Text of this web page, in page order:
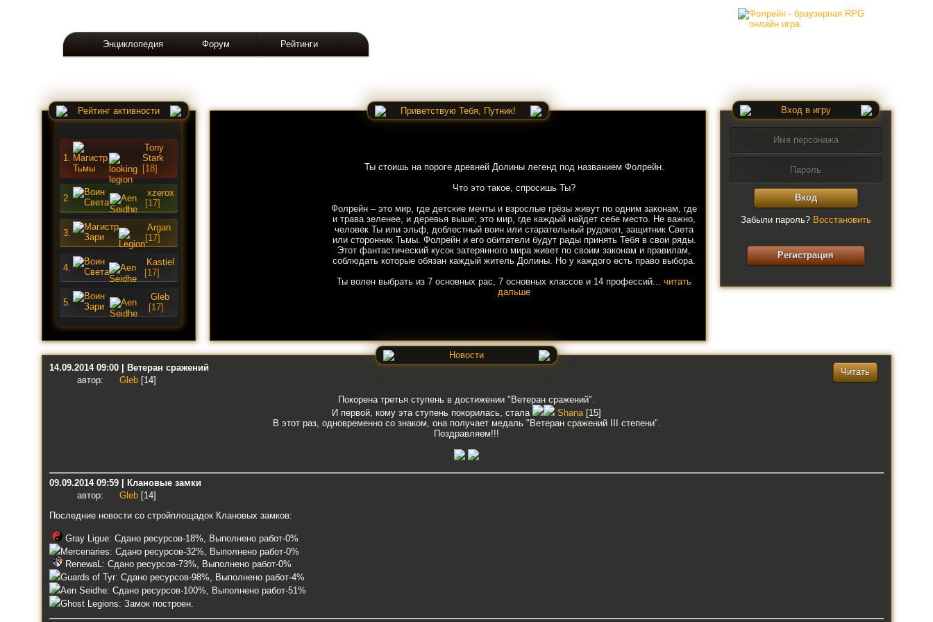
Энциклопедия Форум Рейтинги
Рейтинг активности
1.
Tony
Stark
[18]
2.
xzerox
[17]
3.
Argan
[17]
4.
Kastiel
[17]
5.
Gleb
[17]
Приветствую Тебя, Путник!
Ты стоишь на пороге древней Долины легенд под названием Фолрейн.
Что это такое, спросишь Ты?
Фолрейн – это мир, где детские мечты и взрослые грёзы живут по одним законам, где
и трава зеленее, и деревья выше; это мир, где каждый найдет себе место. Не важно,
человек Ты или эльф, доблестный воин или старательный рудокоп, защитник Света
или сторонник Тьмы. Фолрейн и его обитатели будут рады принять Тебя в свои ряды.
Этот фантастический кусок затерянного мира живет по своим законам и правилам,
соблюдать которые обязан каждый житель Долины. Но у каждого есть право выбора.
Ты волен выбрать из 7 основных рас, 7 основных классов и 14 профессий... читать
дальше
Вход в игру
Вход
Забыли пароль? Восстановить
Регистрация
Новости
14.09.2014 09:00 | Ветеран сражений
автор:
Gleb [14]
Покорена третья ступень в достижении "Ветеран сражений".
И первой, кому эта ступень покорилась, стала
Shana[15]
В этот раз, одновременно со знаком, она получает медаль "Ветеран сражений III степени".
Поздравляем!!!
09.09.2014 09:59 | Клановые замки
автор:
Gleb [14]
Последние новости со стройплощадок Клановых замков:
Gray Ligue: Сдано ресурсов-18%, Выполнено работ-0%
Mercenaries: Сдано ресурсов-32%, Выполнено работ-0%
RenewaL: Сдано ресурсов-73%, Выполнено работ-0%
Guards of Tyr: Сдано ресурсов-98%, Выполнено работ-4%
Aen Seidhe: Сдано ресурсов-100%, Выполнено работ-51%
Ghost Legions: Замок построен.
Читать